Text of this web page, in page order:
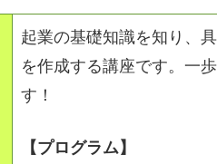
起業の基礎知識を知り、
を作成する講座です。一
す！
【プログラム】